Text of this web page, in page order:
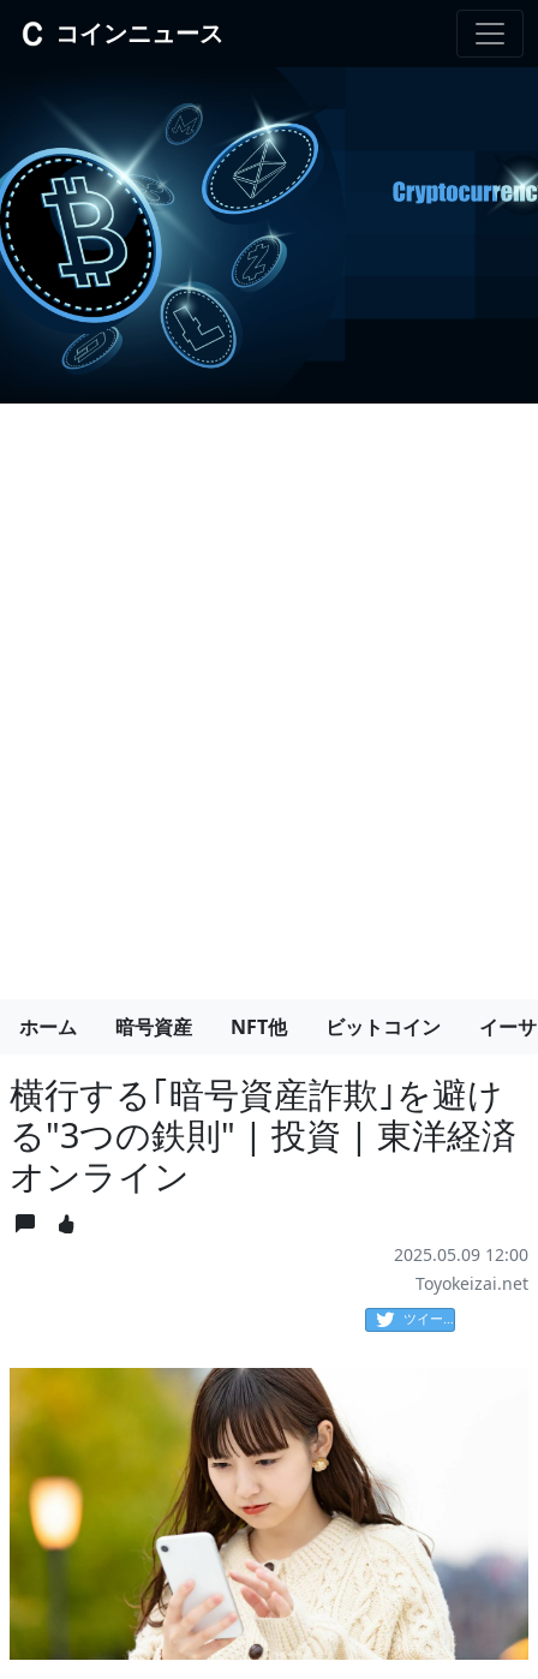
コインニュース
ホーム 暗号資産 NFT他 ビットコイン イー
横行する｢暗号資産詐欺｣を避け
る"3つの鉄則" | 投資 | 東洋経済
オンライン
2025.05.09 12:00
Toyokeizai.net
ツイート